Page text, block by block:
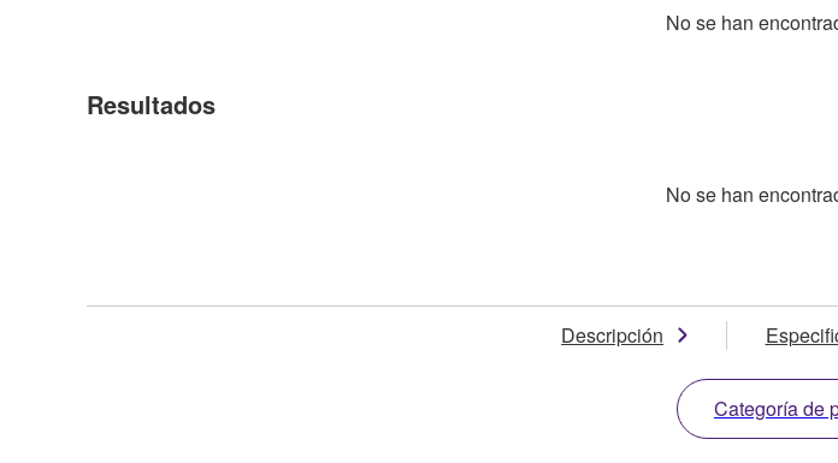
No se han
Resultados
No se han
Descripción
Categoría de